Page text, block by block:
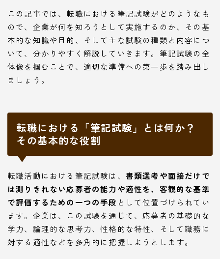
この記事では、転職における筆記試験がどのようなも
ので、企業が何を知ろうとして実施するのか、その基
本的な知識や目的、そして主な試験の種類と内容につ
いて、分かりやすく解説していきます。筆記試験の全
体像を掴むことで、適切な準備への第一歩を踏み出し
ましょう。
転職における「筆記試験」とは何か？
その基本的な役割
転職活動における筆記試験は、 書類選考や面接だけで
は測りきれない応募者の能力や適性を、客観的な基準
で評価するための一つの手段 として位置づけられてい
ます。企業は、この試験を通じて、応募者の基礎的な
学力、論理的な思考力、性格的な特性、そして職務に
対する適性などを多角的に把握しようとします。